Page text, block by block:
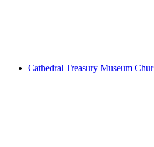
Cathedral Treasury Museum Chur